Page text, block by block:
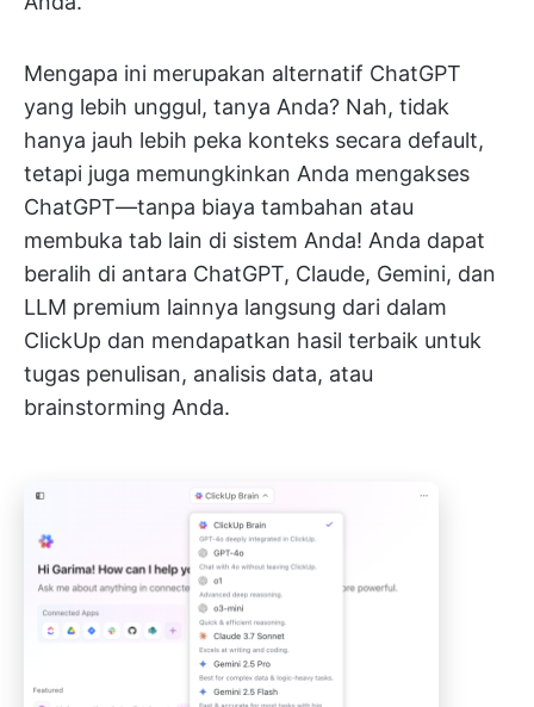
Mengapa ini merupakan alternatif ChatGPT
yang lebih unggul, tanya Anda? Nah, tidak
hanya jauh lebih peka konteks secara default,
tetapi juga memungkinkan Anda mengakses
ChatGPT—tanpa biaya tambahan atau
membuka tab lain di sistem Anda! Anda dapat
beralih di antara ChatGPT, Claude, Gemini, dan
LLM premium lainnya langsung dari dalam
ClickUp dan mendapatkan hasil terbaik untuk
tugas penulisan, analisis data, atau
brainstorming Anda.